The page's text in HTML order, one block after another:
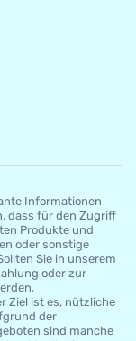
Informationen
dass für den Zugriff
Produkte und
oder sonstige
Sie in unserem
oder zur
Ziel ist es, nützliche
der
sind manche